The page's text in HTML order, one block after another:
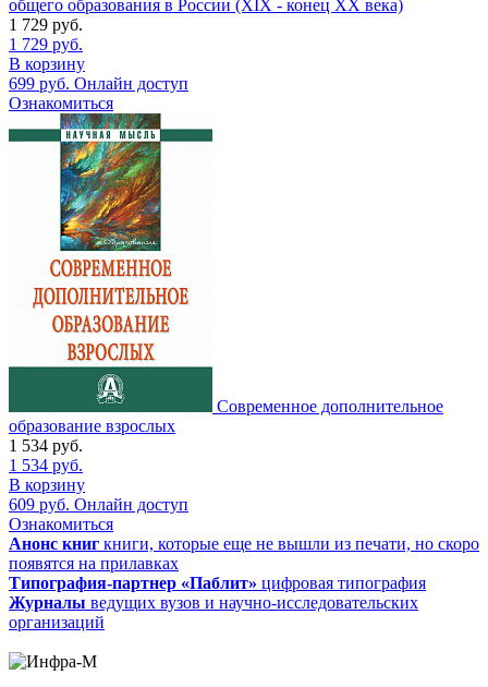
общего образования в России (XIX - конец XX века)
1 729 руб.
1 729 руб.
В корзину
699 руб. Онлайн доступ
Ознакомиться
Современное дополнительное
образование взрослых
1 534 руб.
1 534 руб.
В корзину
609 руб. Онлайн доступ
Ознакомиться
Анонс книг книги, которые еще не вышли из печати, но скоро
появятся на прилавках
Типография-партнер «Паблит» цифровая типография
Журналы ведущих вузов и научно-исследовательских
организаций